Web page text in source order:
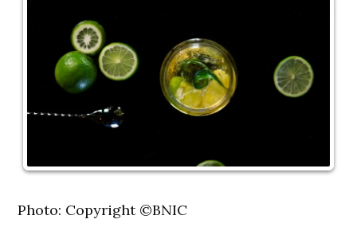
Photo: Copyright ©BNIC